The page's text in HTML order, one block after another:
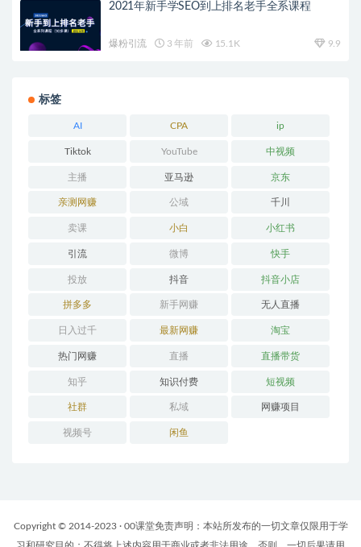
2021年新手学SEO到上排名老手全系课程
爆粉引流 3 年前 15.1K 9.9
标签
AI CPA ip
Tiktok YouTube 中视频
主播 亚马逊 京东
亲测网赚 公域 千川
卖课 小白 小红书
引流 微博 快手
投放 抖音 抖音小店
拼多多 新手网赚 无人直播
日入过千 最新网赚 淘宝
热门网赚 直播 直播带货
知乎 知识付费 短视频
社群 私域 网赚项目
视频号 闲鱼
Copyright © 2014-2023 · 00课堂免责声明：本站所发布的一切文章仅限用于学